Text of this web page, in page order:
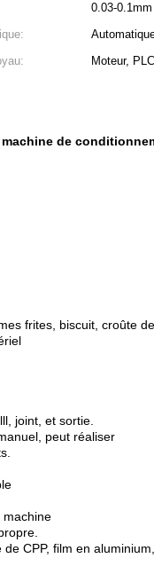
0.03-0.1mm
Moteur,
de
frites, biscuit, croûte de
joint, et sortie.
peut réaliser
machine
CPP, film en aluminium,